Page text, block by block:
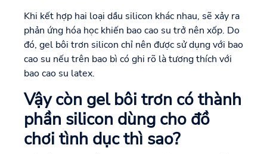
Khi kết hợp hai loại dầu silicon khác nhau, sẽ xảy ra
phản ứng hóa học khiến bao cao su trở nên xốp. Do
đó, gel bôi trơn silicon chỉ nên được sử dụng với bao
cao su nếu trên bao bì có ghi rõ là tương thích với
bao cao su latex.
Vậy còn gel bôi trơn có thành
phần silicon dùng cho đồ
chơi tình dục thì sao?